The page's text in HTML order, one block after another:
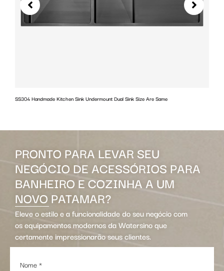
SS304 Handmade Kitchen Sink Undermount Dual Sink Size Are Same
PRONTO PARA LEVAR SEU
NEGÓCIO DE ACESSÓRIOS PARA
BANHEIRO E COZINHA A UM
NOVO PATAMAR?
Eleve o estilo e a funcionalidade do seu negócio com
os equipamentos modernos da Watersino que
certamente impressionarão seus clientes.
Nome*